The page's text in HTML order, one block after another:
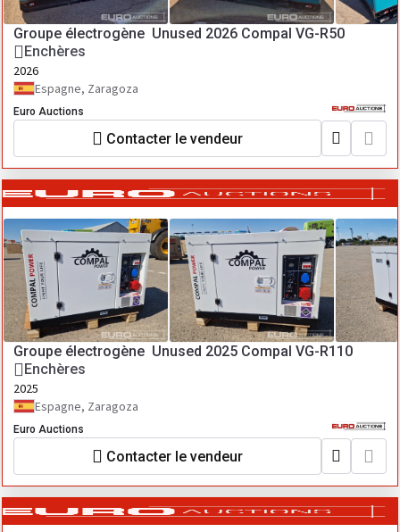
Groupe électrogène Unused 2026 Compal VG-R50
Enchères
2026
Espagne, Zaragoza
Euro Auctions
Contacter le vendeur
Groupe électrogène Unused 2025 Compal VG-R110
Enchères
2025
Espagne, Zaragoza
Euro Auctions
Contacter le vendeur